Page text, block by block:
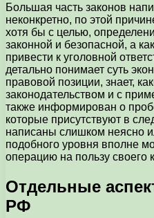
Большая часть законов
неконкретно, по этой
хотя бы с целью,
законной и безопасной, а
привести к уголовной
детально понимает суть
правовой позиции, знает,
законодательством и с
также информирован о
которые присутствуют в
написаны слишком неясно
подобного уровня вполне
операцию на пользу своего
Отдельные
РФ